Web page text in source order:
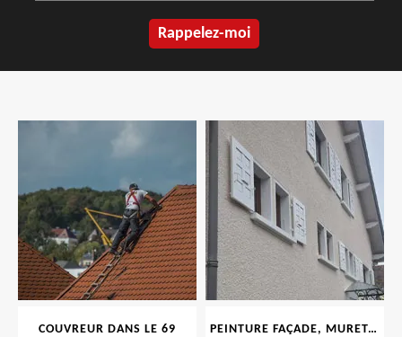
COUVREUR DANS LE 69 PEINTURE FAÇADE, MURET, TOITURE, BOISERIE, FERRONERIE, GOUTTIÈRE 69